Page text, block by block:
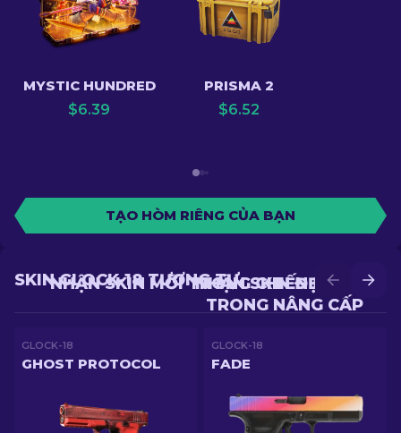
MYSTIC HUNDRED
$6.39
PRISMA 2
$6.52
TẠO HÒM RIÊNG CỦA BẠN
NHẬN SKIN ĐẸP HƠN
TRONG NÂNG CẤP
NHẬN SKIN MỚI TRONG CHIẾN ĐẤU
SKIN GLOCK-18 TƯƠNG TỰ
GLOCK-18
GHOST PROTOCOL
GLOCK-18
FADE